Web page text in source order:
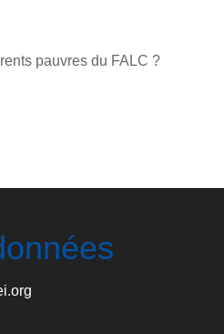
pauvres du FALC ?